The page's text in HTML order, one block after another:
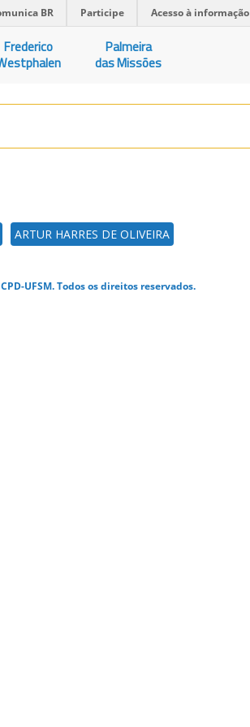
BR Participe Acesso à informação
Frederico
Palmeira
das Missões
ARTUR HARRES DE OLIVEIRA
UFSM. Todos os direitos reservados.